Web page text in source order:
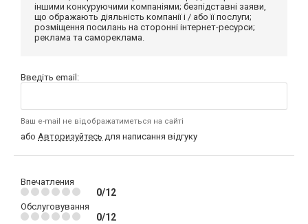
іншими конкуруючими компаніями; безпідставні заяви,
що ображають діяльність компанії і / або її послуги;
розміщення посилань на сторонні інтернет-ресурси;
реклама та самореклама.
Введіть email:
Ваш e-mail не відображатиметься на сайті
або Авторизуйтесь для написання відгуку
Впечатления
0/12
Обслуговування
0/12